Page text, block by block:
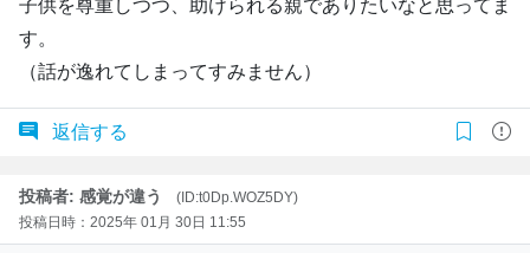
子供を尊重しつつ、助けられる親でありたいなと思ってま
す。
（話が逸れてしまってすみません）
返信する
投稿者: 感覚が違う
(ID:t0Dp.WOZ5DY)
投稿日時：2025年 01月 30日 11:55